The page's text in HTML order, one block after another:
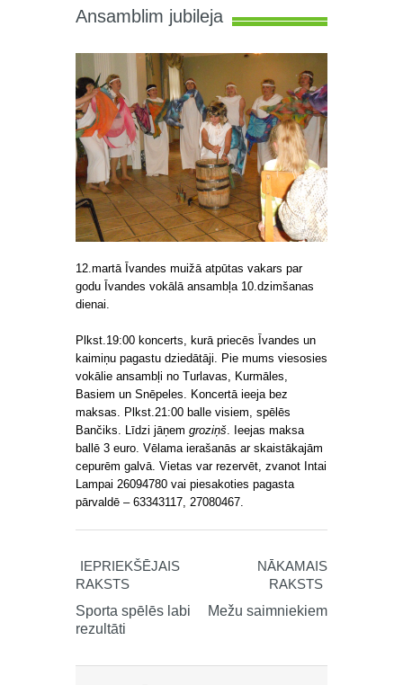
Ansamblim jubileja
12.martā Īvandes muižā atpūtas vakars par
godu Īvandes vokālā ansambļa 10.dzimšanas
dienai.
Plkst.19:00 koncerts, kurā priecēs Īvandes un
kaimiņu pagastu dziedātāji. Pie mums viesosies
vokālie ansambļi no Turlavas, Kurmāles,
Basiem un Snēpeles. Koncertā ieeja bez
maksas. Plkst.21:00 balle visiem, spēlēs
Bančiks. Līdzi jāņem groziņš . Ieejas maksa
ballē 3 euro. Vēlama ierašanās ar skaistākajām
cepurēm galvā. Vietas var rezervēt, zvanot Intai
Lampai 26094780 vai piesakoties pagasta
pārvaldē – 63343117, 27080467.
IEPRIEKŠĒJAIS
RAKSTS
Sporta spēlēs labi
rezultāti
NĀKAMAIS
RAKSTS
Mežu saimniekiem